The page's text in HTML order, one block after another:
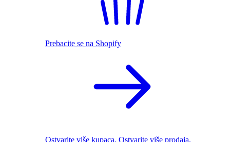
Prebacite se na Shopify
Ostvarite više kupaca. Ostvarite više prodaja.